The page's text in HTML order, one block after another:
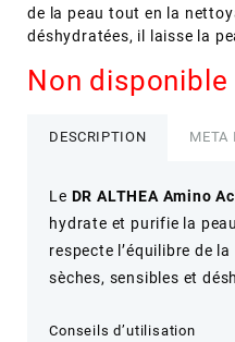
de la peau tout en la
déshydratées, il laisse la
Non disponible
DESCRIPTION META
Le DR ALTHEA Amino
hydrate et purifie la
respecte l’équilibre de
sèches, sensibles et
Conseils d’utilisation